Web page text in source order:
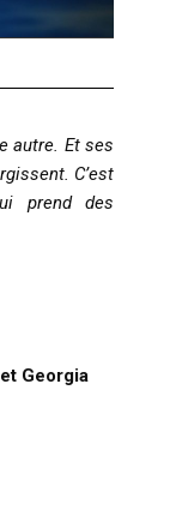
autre. Et ses
C’est
prend des
Georgia